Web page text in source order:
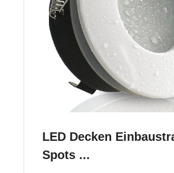
LED Decken
Spots ...